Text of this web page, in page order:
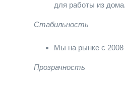
для работы из дома.
Стабильность
Мы на рынке с 2008
Прозрачность